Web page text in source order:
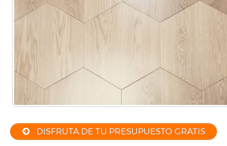
DISFRUTA DE TU PRESUPUESTO GRATIS